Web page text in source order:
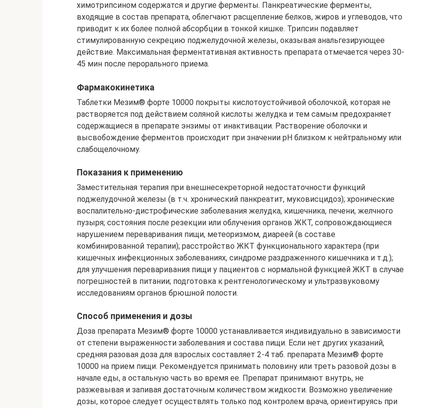
химотрипсином содержатся и другие ферменты. Панкреатические ферменты,
входящие в состав препарата, облегчают расщепление белков, жиров и углеводов, что
приводит к их более полной абсорбции в тонкой кишке. Трипсин подавляет
стимулированную секрецию поджелудочной железы, оказывая анальгезирующее
действие. Максимальная ферментативная активность препарата отмечается через 30-
45 мин после перорального приема.
Фармакокинетика
Таблетки Мезим® форте 10000 покрыты кислотоустойчивой оболочкой, которая не
растворяется под действием соляной кислоты желудка и тем самым предохраняет
содержащиеся в препарате энзимы от инактивации. Растворение оболочки и
высвобождение ферментов происходит при значении рН близком к нейтральному или
слабощелочному.
Показания к применению
Заместительная терапия при внешнесекреторной недостаточности функций
поджелудочной железы (в т.ч. хронический панкреатит, муковисцидоз); хронические
воспалительно-дистрофические заболевания желудка, кишечника, печени, желчного
пузыря; состояния после резекции или облучения органов ЖКТ, сопровождающиеся
нарушением переваривания пищи, метеоризмом, диареей (в составе
комбинированной терапии); расстройство ЖКТ функционального характера (при
кишечных инфекционных заболеваниях, синдроме раздраженного кишечника и т.д.);
для улучшения переваривания пищи у пациентов с нормальной функцией ЖКТ в случае
погрешностей в питании; подготовка к рентгенологическому и ультразвуковому
исследованиям органов брюшной полости.
Способ применения и дозы
Доза препарата Мезим® форте 10000 устанавливается индивидуально в зависимости
от степени выраженности заболевания и состава пищи. Если нет других указаний,
средняя разовая доза для взрослых составляет 2-4 таб. препарата Мезим® форте
10000 на прием пищи. Рекомендуется принимать половину или треть разовой дозы в
начале еды, а остальную часть во время ее. Препарат принимают внутрь, не
разжевывая и запивая достаточным количеством жидкости. Возможно увеличение
дозы, которое следует осуществлять только под контролем врача, ориентируясь при